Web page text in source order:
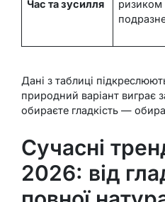
Час та зусилля
ризиком
Дані з таблиці
природний варіант виграє
обираєте гладкість —
Сучасні
2026: від